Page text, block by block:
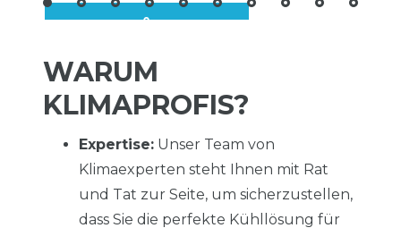
WARUM
KLIMAPROFIS?
Expertise: Unser Team von
Klimaexperten steht Ihnen mit Rat
und Tat zur Seite, um sicherzustellen,
dass Sie die perfekte Kühllösung für